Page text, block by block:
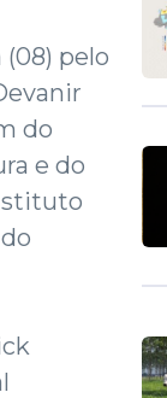
pelo
do
e do